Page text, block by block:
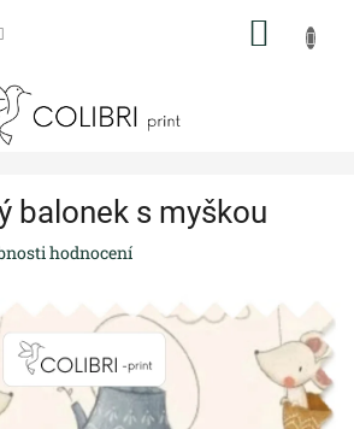
balonek s myškou
hodnocení